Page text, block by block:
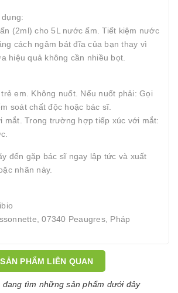
(2ml) cho 5L nước ấm. Tiết kiệm nước
cách ngâm bát đĩa của bạn thay vì
hiệu quả không cần nhiều bọt.
em. Không nuốt. Nếu nuốt phải: Gọi
soát chất độc hoặc bác sĩ.
mắt. Trong trường hợp tiếp xúc với mắt:
đến gặp bác sĩ ngay lập tức và xuất
nhãn này.
07340 Peaugres, Pháp
SẢN PHẨM LIÊN QUAN
đang tìm những sản phẩm dưới đây